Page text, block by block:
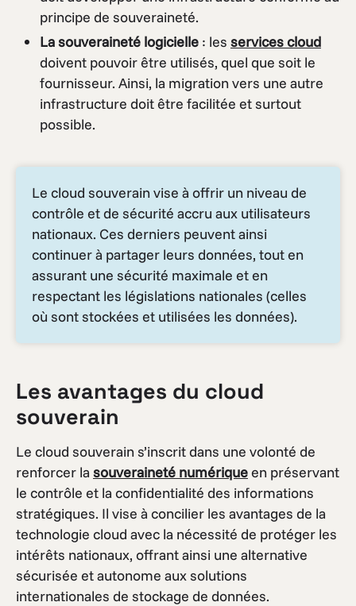
principe de souveraineté.
La souveraineté logicielle : les services cloud
doivent pouvoir être utilisés, quel que soit le
fournisseur. Ainsi, la migration vers une autre
infrastructure doit être facilitée et surtout
possible.
Le cloud souverain vise à offrir un niveau de
contrôle et de sécurité accru aux utilisateurs
nationaux. Ces derniers peuvent ainsi
continuer à partager leurs données, tout en
assurant une sécurité maximale et en
respectant les législations nationales (celles
où sont stockées et utilisées les données).
Les avantages du cloud
souverain
Le cloud souverain s’inscrit dans une volonté de
renforcer la souveraineté numériqueen préservant
le contrôle et la confidentialité des informations
stratégiques. Il vise à concilier les avantages de la
technologie cloud avec la nécessité de protéger les
intérêts nationaux, offrant ainsi une alternative
sécurisée et autonome aux solutions
internationales de stockage de données.